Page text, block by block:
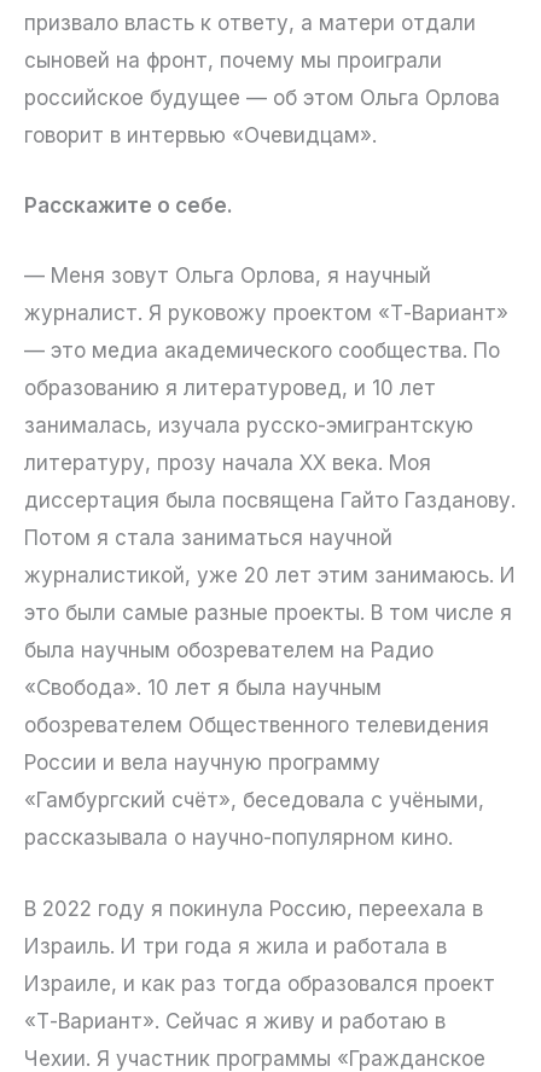
призвало власть к ответу, а матери отдали
сыновей на фронт, почему мы проиграли
российское будущее — об этом Ольга Орлова
говорит в интервью «Очевидцам».
Расскажите о себе.
— Меня зовут Ольга Орлова, я научный
журналист. Я руковожу проектом «Т-Вариант»
— это медиа академического сообщества. По
образованию я литературовед, и 10 лет
занималась, изучала русско-эмигрантскую
литературу, прозу начала XX века. Моя
диссертация была посвящена Гайто Газданову.
Потом я стала заниматься научной
журналистикой, уже 20 лет этим занимаюсь. И
это были самые разные проекты. В том числе я
была научным обозревателем на Радио
«Свобода». 10 лет я была научным
обозревателем Общественного телевидения
России и вела научную программу
«Гамбургский счёт», беседовала с учёными,
рассказывала о научно-популярном кино.
В 2022 году я покинула Россию, переехала в
Израиль. И три года я жила и работала в
Израиле, и как раз тогда образовался проект
«Т-Вариант». Сейчас я живу и работаю в
Чехии. Я участник программы «Гражданское